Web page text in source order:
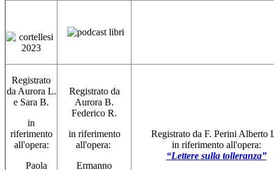
Registrato
da Aurora L.
e Sara B.
in
riferimento
all'opera:
Paola
Registrato da
Aurora B.
Federico R.
in riferimento
all'opera:
Ermanno
Registrato da F. Perini Alberto
in riferimento all'opera:
“Lettere sulla tolleranza”